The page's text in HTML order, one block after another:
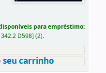
para empréstimo:
342.2 D598] (2).
carrinho